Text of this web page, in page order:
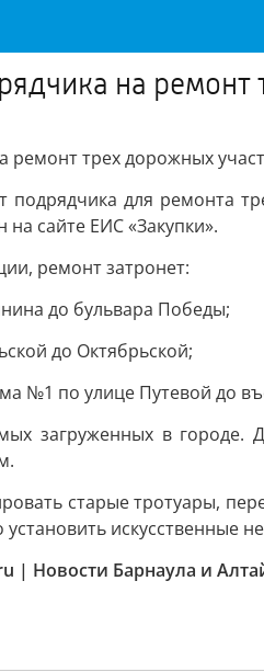
на
ремонт трех дорожных
подрядчика для ремонта
сайте ЕИС «Закупки».
ремонт затронет:
до бульвара Победы;
до Октябрьской;
№1 по улице Путевой до
загруженных в городе.
старые тротуары,
искусственные
| Новости Барнаула и